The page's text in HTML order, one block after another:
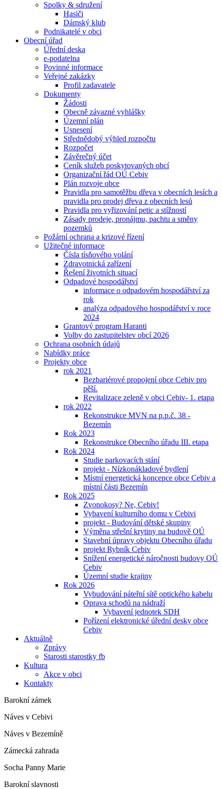
Spolky & sdružení
Hasiči
Dámský klub
Podnikatelé v obci
Obecní úřad
Úřední deska
e-podatelna
Povinné informace
Veřejné zakázky
Profil zadavatele
Dokumenty
Žádosti
Obecně závazné vyhlášky
Územní plán
Usnesení
Střednědobý výhled rozpočtu
Rozpočet
Závěrečný účet
Ceník služeb poskytovaných obcí
Organizační řád OÚ Cebiv
Plán rozvoje obce
Pravidla pro samotěžbu dřeva v obecních lesích a
pravidla pro prodej dřeva z obecních lesů
Pravidla pro vyřizování petic a stížností
Zásady prodeje, pronájmu, pachtu a směny
pozemků
Požární ochrana a krizové řízení
Užitečné informace
Čísla tísňového volání
Zdravotnická zařízení
Řešení životních situací
Odpadové hospodářství
informace o odpadovém hospodářství za
rok
analýza odpadového hospodářství v roce
2024
Grantový program Haranti
Volby do zastupitelstev obcí 2026
Ochrana osobních údajů
Nabídky práce
Projekty obce
rok 2021
Bezbariérové propojení obce Cebiv pro
pěší.
Revitalizace zeleně v obci Cebiv- 1. etapa
rok 2022
Rekonstrukce MVN na p.p.č. 38 -
Bezemín
Rok 2023
Rekonstrukce Obecního úřadu III. etapa
Rok 2024
Studie parkovacích stání
projekt - Nízkonákladové bydlení
Místní energetická koncepce obce Cebiv a
místní části Bezemín
Rok 2025
Zvonokosy? Ne, Cebiv!
Vybavení kulturního domu v Cebivi
projekt - Budování dětské skupiny
Výměna střešní krytiny na budově OÚ
Stavební úpravy objektu Obecního úřadu
projekt Rybník Cebiv
Snížení energetické náročnosti budovy OÚ
Cebiv
Územní studie krajiny
Rok 2026
Vybudování páteřní sítě optického kabelu
Oprava schodů na nádraží
Vybavení jednotek SDH
Pořízení elektronické úřední desky obce
Cebiv
Aktuálně
Zprávy
Starosti starostky fb
Kultura
Akce v obci
Kontakty
Barokní zámek
Náves v Cebivi
Náves v Bezemíně
Zámecká zahrada
Socha Panny Marie
Barokní slavnosti